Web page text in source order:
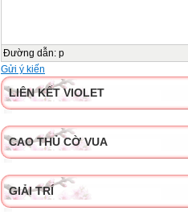
Đường dẫn: p
Gửi ý kiến
LIÊN KẾT VIOLET
CAO THỦ CỜ VUA
GIẢI TRÍ